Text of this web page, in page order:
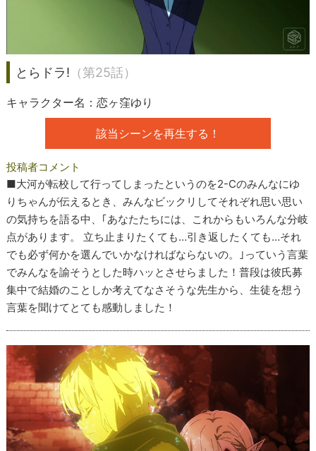
とらドラ! （第25話）
キャラクター名：恋ヶ窪ゆり
該当シーンを再生する！
投稿者コメント
■大河が転校して行ってしまったというのを2-Cのみんなにゆ
りちゃんが伝えるとき、みんなビックリしてそれぞれ思い思い
の気持ちを語る中、｢あなたたちには、これからもいろんな分岐
点があります。 立ち止まりたくても…引き返したくても…それ
でも必ず何かを選んでいかなければならないの。｣っていう言葉
でみんなを諭そうとした時ハッとさせらました！普段は彼氏募
集中で結婚のことしか考えてなさそうな先生から、生徒を想う
言葉を聞けてとても感動しました！